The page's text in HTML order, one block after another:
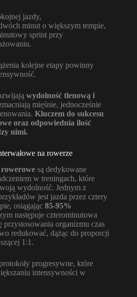
jazdy,
minut o większym tempie,
sprint przy
kolejne etapy powinny
wydolność tlenową i
mięśnie, jednocześnie
Kluczem do sukcesu
oraz odpowiednia ilość
nimi.
na rowerze
rowerowe są dedykowane
w treningach, które
wydolność. Jednym z
jest jazda przez cztery
osiągając 85-95%
następuje czterominutowa
przystosowania organizmu czas
redukować, dążąc do proporcji
1:1.
progresywne, które
intensywności w